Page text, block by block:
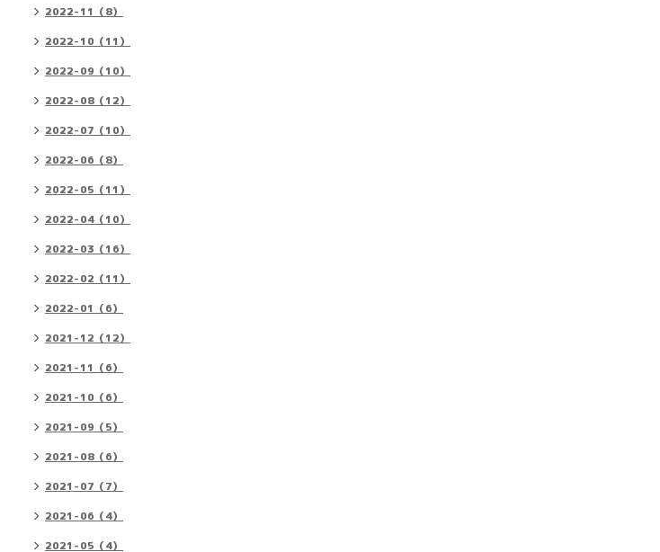
2022-11（8）
2022-10（11）
2022-09（10）
2022-08（12）
2022-07（10）
2022-06（8）
2022-05（11）
2022-04（10）
2022-03（16）
2022-02（11）
2022-01（6）
2021-12（12）
2021-11（6）
2021-10（6）
2021-09（5）
2021-08（6）
2021-07（7）
2021-06（4）
2021-05（4）